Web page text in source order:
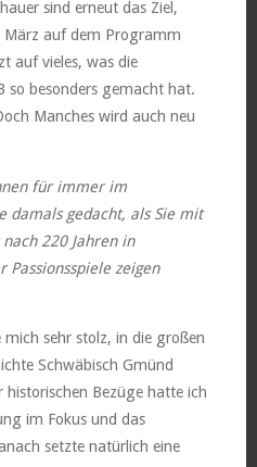
sind erneut das Ziel,
auf dem Programm
auf vieles, was die
so besonders gemacht hat.
Manches wird auch neu
für immer im
damals gedacht, als Sie mit
220 Jahren in
Passionsspiele zeigen
sehr stolz, in die großen
Schwäbisch Gmünd
Bezüge hatte ich
im Fokus und das
setzte natürlich eine